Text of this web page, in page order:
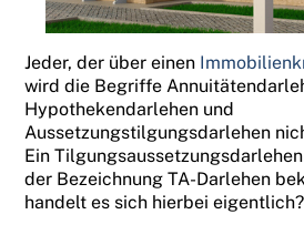
Jeder, der über einen
wird die Begriffe
Hypothekendarlehen und
Aussetzungstilgungsdarlehen
Ein
der Bezeichnung TA-Darlehen
handelt es sich hierbei eigentlich?